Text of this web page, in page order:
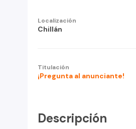
Localización
Chillán
Titulación
¡Pregunta al anunciante!
Descripción